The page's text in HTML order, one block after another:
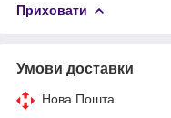
Приховати
Умови доставки
Нова Пошта